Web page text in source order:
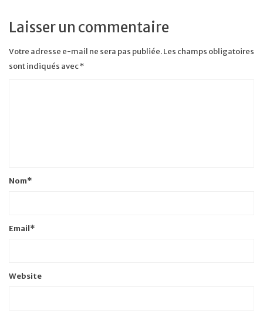
Laisser un commentaire
Votre adresse e-mail ne sera pas publiée.Les champs obligatoires
sont indiqués avec*
Nom*
Email*
Website